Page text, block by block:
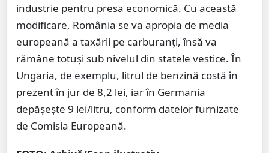
industrie pentru presa economică. Cu această
modificare, România se va apropia de media
europeană a taxării pe carburanți, însă va
rămâne totuși sub nivelul din statele vestice. În
Ungaria, de exemplu, litrul de benzină costă în
prezent în jur de 8,2 lei, iar în Germania
depășește 9 lei/litru, conform datelor furnizate
de Comisia Europeană.